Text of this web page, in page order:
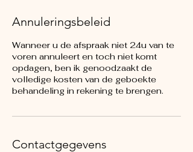
Annuleringsbeleid
Wanneer u de afspraak niet 24u van te
voren annuleert en toch niet komt
opdagen, ben ik genoodzaakt de
volledige kosten van de geboekte
behandeling in rekening te brengen.
Contactgegevens